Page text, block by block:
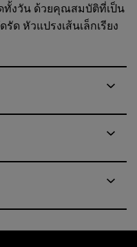
ทั้งวัน ด้วยคุณสมบัติที่เป็น
ด หัวแปรงเส้นเล็กเรียง